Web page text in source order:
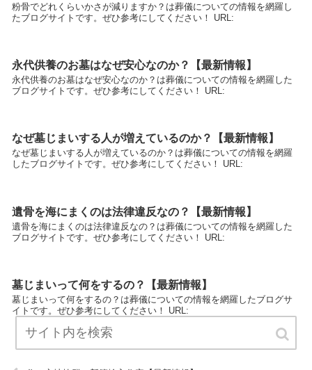
粉骨でどれくらいかさが減りますか？は葬儀についての情報を網羅し
たブログサイトです。ぜひ参考にしてください！ URL:
永代供養のお墓はなぜ安心なのか？【最新情報】
永代供養のお墓はなぜ安心なのか？は葬儀についての情報を網羅した
ブログサイトです。ぜひ参考にしてください！ URL:
なぜ墓じまいする人が増えているのか？【最新情報】
なぜ墓じまいする人が増えているのか？は葬儀についての情報を網羅
したブログサイトです。ぜひ参考にしてください！ URL:
遺骨を海にまくのは法律違反なの？【最新情報】
遺骨を海にまくのは法律違反なの？は葬儀についての情報を網羅した
ブログサイトです。ぜひ参考にしてください！ URL:
墓じまいって何をするの？【最新情報】
墓じまいって何をするの？は葬儀についての情報を網羅したブログサ
イトです。ぜひ参考にしてください！ URL: